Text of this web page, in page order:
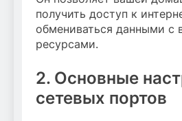
получить доступ к
обмениваться данными с
ресурсами.
2. Основные
сетевых портов